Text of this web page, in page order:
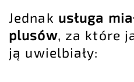
Jednak usługa
plusów, za które
ją uwielbiały: